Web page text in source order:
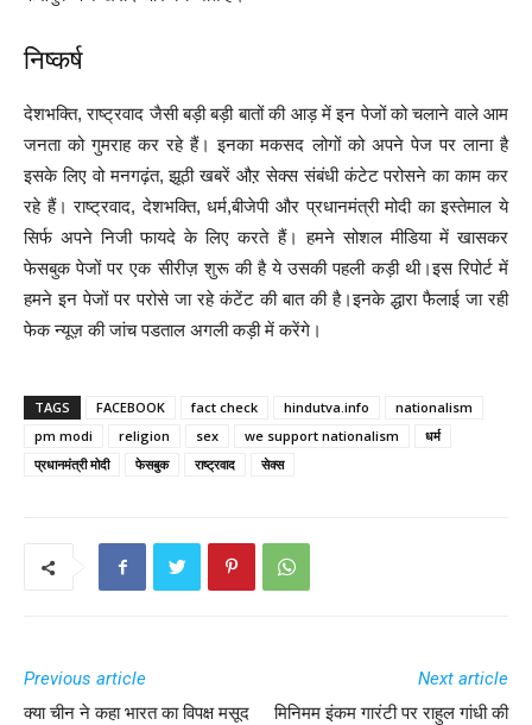
निष्कर्ष
देशभक्ति, राष्ट्रवाद जैसी बड़ी बड़ी बातों की आड़ में इन पेजों को चलाने वाले आम
जनता को गुमराह कर रहे हैं। इनका मकसद लोगों को अपने पेज पर लाना है
इसके लिए वो मनगढ़ंत, झूठी खबरें औऱ सेक्स संबंधी कंटेट परोसने का काम कर
रहे हैं। राष्ट्रवाद, देशभक्ति, धर्म,बीजेपी और प्रधानमंत्री मोदी का इस्तेमाल ये
सिर्फ अपने निजी फायदे के लिए करते हैं। हमने सोशल मीडिया में खासकर
फेसबुक पेजों पर एक सीरीज़ शुरू की है ये उसकी पहली कड़ी थी।इस रिपोर्ट में
हमने इन पेजों पर परोसे जा रहे कंटेंट की बात की है।इनके द्धारा फैलाई जा रही
फेक न्यूज़ की जांच पडताल अगली कड़ी में करेंगे।
TAGS FACEBOOK fact check hindutva.info
nationalism
pm modi
religion sex we support nationalism
धर्म
प्रधानमंत्री मोदी
फेसबुक राष्ट्रवाद सेक्स
Previous article
क्या चीन ने कहा भारत का विपक्ष मसूद
Next article
मिनिमम इंकम गारंटी पर राहुल गांधी की